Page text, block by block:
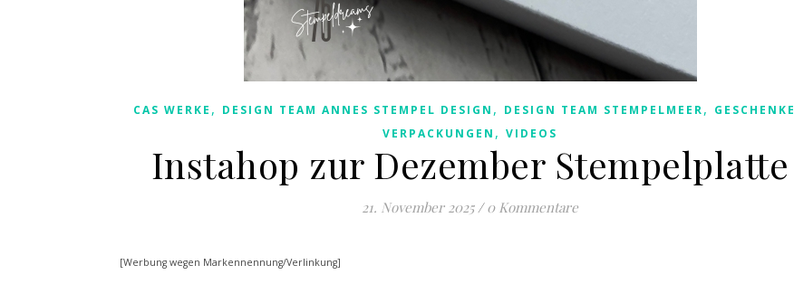
CAS WERKE , DESIGN TEAM ANNES STEMPEL DESIGN , DESIGN TEAM STEMPELMEER, GESCHENKE
VERPACKUNGEN , VIDEOS
Instahop zur Dezember Stempelplatte
21. November 2025 / 0 Kommentare
[Werbung wegen Markennennung/Verlinkung]